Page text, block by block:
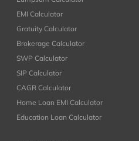
EMI Calculator
Gratuity Calculator
Brokerage Calculator
SWP Calculator
SIP Calculator
CAGR Calculator
Home Loan EMI Calculator
Education Loan Calculator